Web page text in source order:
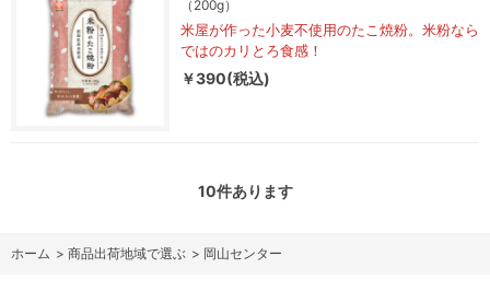
（200g）
米屋が作った小麦不使用のたこ焼粉。米粉なら
ではのカリとろ食感！
￥390(税込)
10件あります
ホーム > 商品出荷地域で選ぶ > 岡山センター